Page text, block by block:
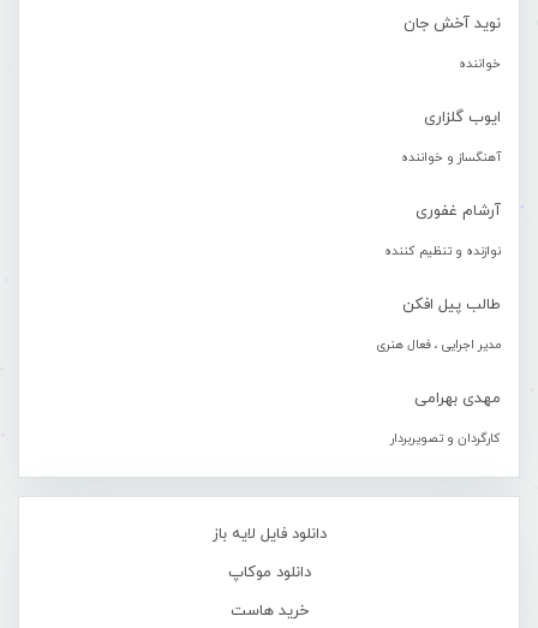
نوید آخش جان
خواننده
ایوب گلزاری
آهنگساز و خواننده
آرشام غفوری
نوازنده و تنظیم کننده
طالب پیل افکن
مدیر اجرایی ، فعال هنری
مهدی بهرامی
کارگردان و تصویربردار
دانلود فایل لایه باز
دانلود موکاپ
خرید هاست